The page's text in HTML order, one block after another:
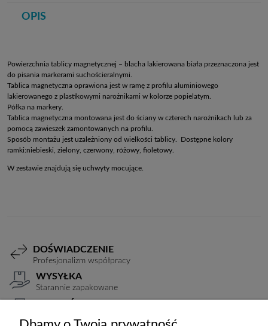
OPIS
Powierzchnia tablicy magnetycznej – blacha lakierowana biała przeznaczona jest
do pisania markerami suchościeralnymi.
Tablica magnetyczna oprawiona jest w ramę z profilu aluminiowego
lakierowanego z plastikowymi narożnikami w kolorze popielatym.
Półka na markery.
Tablica magnetyczna montowana jest do ściany w czterech narożnikach lub za
pomocą zawieszek zamontowanych na profilu.
Sposób montażu jest uzależniony od wielkości tablicy. Dostępne kolory
ramki:niebieski, zielony, czerwony, różowy, fioletowy.
W zestawie znajdują się uchwyty mocujące.
DOŚWIADCZENIE
Profesjonalizm współpracy
WYSYŁKA
Starannie zapakowane